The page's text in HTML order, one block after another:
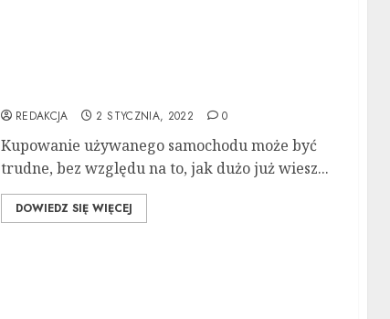
REDAKCJA 2 STYCZNIA, 2022 0
Kupowanie używanego samochodu może być
trudne, bez względu na to, jak dużo już wiesz...
DOWIEDZ SIĘ WIĘCEJ